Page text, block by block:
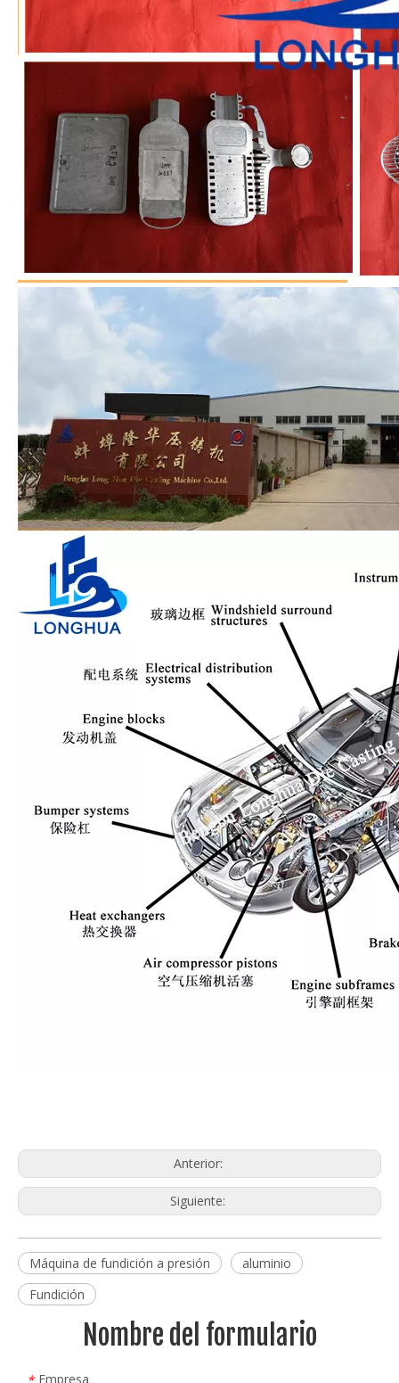
Anterior:
Siguiente:
Máquina de fundición a presión
aluminio
Fundición
Nombre del formulario
Empresa